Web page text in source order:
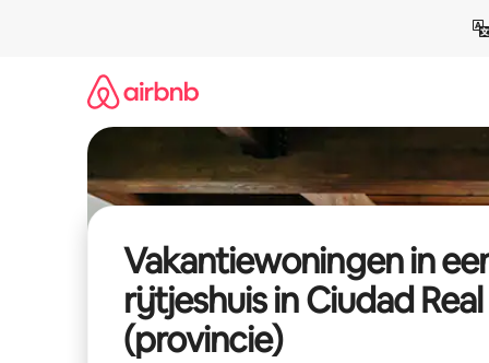
Vakantiewoningen in
rijtjeshuis in Ciudad Real
(provincie)